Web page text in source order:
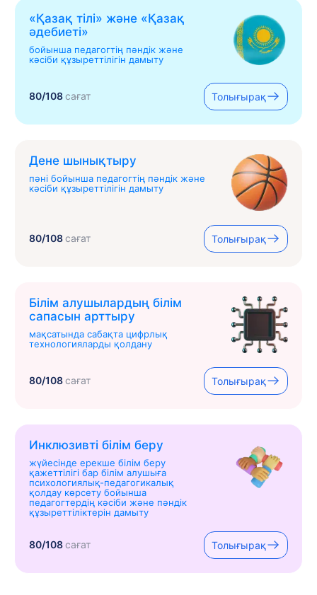
«Қазақ тілі» жəне «Қазақ
əдебиеті»
бойынша педагогтің пәндік және
кәсіби құзыреттілігін дамыту
80/108сағат Толығырақ
Дене шынықтыру
пәні бойынша педагогтің пәндік және
кәсіби құзыреттілігін дамыту
80/108сағат Толығырақ
Білім алушылардың білім
сапасын арттыру
мақсатында сабақта цифрлық
технологияларды қолдану
80/108сағат Толығырақ
Инклюзивті білім беру
жүйесінде ерекше білім беру
қажеттілігі бар білім алушыға
психологиялық-педагогикалық
қолдау көрсету бойынша
педагогтердің кәсіби және пәндік
құзыреттіліктерін дамыту
80/108сағат Толығырақ